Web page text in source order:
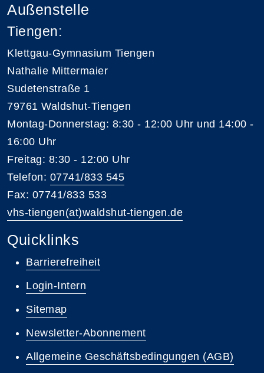
Außenstelle
Tiengen:
Klettgau-Gymnasium Tiengen
Nathalie Mittermaier
Sudetenstraße 1
79761 Waldshut-Tiengen
Montag-Donnerstag: 8:30 - 12:00 Uhr und 14:00 -
16:00 Uhr
Freitag: 8:30 - 12:00 Uhr
Telefon: 07741/833 545
Fax: 07741/833 533
vhs-tiengen(at)waldshut-tiengen.de
Quicklinks
Barrierefreiheit
Login-Intern
Sitemap
Newsletter-Abonnement
Allgemeine Geschäftsbedingungen (AGB)